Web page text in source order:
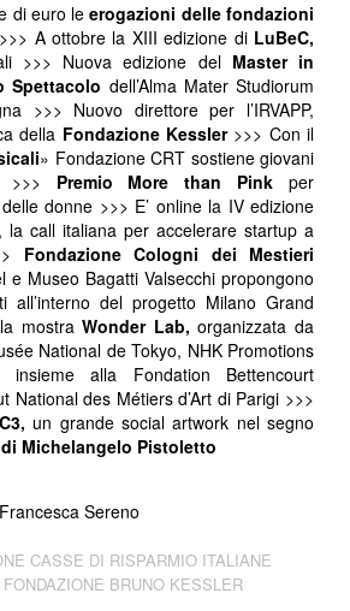
di euro leerogazioni delle fondazioni
A ottobre la XIII edizione diLuBeC,
>>> Nuova edizione del Master in
Spettacolo dell’Alma Mater Studiorum
>>> Nuovo direttore per l’IRVAPP,
della Fondazione Kessler>>> Con il
» Fondazione CRT sostiene giovani
>>> Premio More than Pink per
donne >>> E’ online la IV edizione
, la call italiana per accelerare startup a
Fondazione Cologni dei Mestieri
e Museo Bagatti Valsecchi propongono
all’interno del progetto Milano Grand
la mostraWonder Lab,organizzata da
National de Tokyo, NHK Promotions
alla Fondation Bettencourt
National des Métiers d’Art di Parigi >>>
un grande social artwork nel segno
Michelangelo Pistoletto
Francesca Sereno
CASSE DI RISPARMIO ITALIANE
FONDAZIONE BRUNO KESSLER